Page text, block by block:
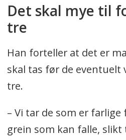
Det skal mye til
tre
Han forteller at det er
skal tas før de eventuelt
tre.
– Vi tar de som er
grein som kan falle,